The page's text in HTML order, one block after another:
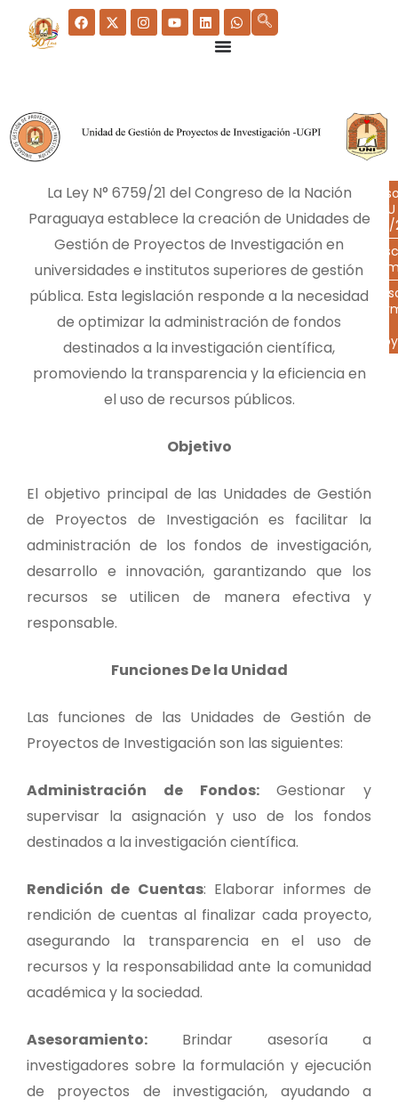
La Ley N° 6759/21 del Congreso de la Nación
Paraguaya establece la creación de Unidades de
Gestión de Proyectos de Investigación en
universidades e institutos superiores de gestión
pública. Esta legislación responde a la necesidad
de optimizar la administración de fondos
destinados a la investigación científica,
promoviendo la transparencia y la eficiencia en
el uso de recursos públicos.
Objetivo
El objetivo principal de las Unidades de Gestión
de Proyectos de Investigación es facilitar la
administración de los fondos de investigación,
desarrollo e innovación, garantizando que los
recursos se utilicen de manera efectiva y
responsable.
Funciones De la Unidad
Las funciones de las Unidades de Gestión de
Proyectos de Investigación son las siguientes:
Administración de Fondos:Gestionar y
supervisar la asignación y uso de los fondos
destinados a la investigación científica.
Rendición de Cuentas: Elaborar informes de
rendición de cuentas al finalizar cada proyecto,
asegurando la transparencia en el uso de
recursos y la responsabilidad ante la comunidad
académica y la sociedad.
Asesoramiento: Brindar asesoría a
investigadores sobre la formulación y ejecución
de proyectos de investigación, ayudando a